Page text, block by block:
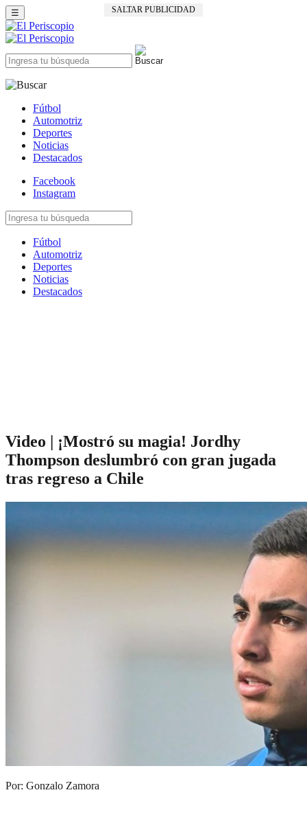
SALTAR PUBLICIDAD
☰
Fútbol
Automotriz
Deportes
Noticias
Destacados
Facebook
Instagram
Fútbol
Automotriz
Deportes
Noticias
Destacados
Video | ¡Mostró su magia! Jordhy
Thompson deslumbró con gran jugada
tras regreso a Chile
Por: Gonzalo Zamora